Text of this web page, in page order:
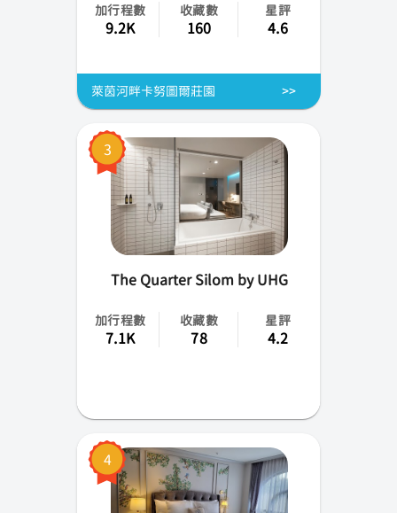
加行程數
9.2K
收藏數
160
星評
4.6
萊茵河畔卡努圖爾莊園
3
The Quarter Silom by UHG
加行程數
7.1K
收藏數
78
星評
4.2
4